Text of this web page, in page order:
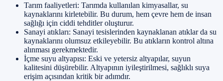
Tarım faaliyetleri: Tarımda kullanılan kimyasallar, su
kaynaklarını kirletebilir. Bu durum, hem çevre hem de insan
sağlığı için ciddi tehditler oluşturur.
Sanayi atıkları: Sanayi tesislerinden kaynaklanan atıklar da su
kaynaklarını olumsuz etkileyebilir. Bu atıkların kontrol altına
alınması gerekmektedir.
İçme suyu altyapısı: Eski ve yetersiz altyapılar, suyun
kalitesini düşürebilir. Altyapının iyileştirilmesi, sağlıklı suya
erişim açısından kritik bir adımdır.